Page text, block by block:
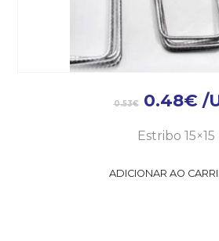
0.53€ 0.48€ /
Estribo 15×15
ADICIONAR AO